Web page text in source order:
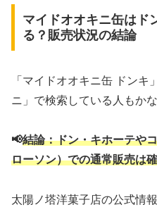
マイドオオキニ缶はド
る？販売状況の結論
「マイドオオキニ缶 ドン
ニ」で検索している人もか
📢結論：ドン・キホーテや
ローソン）での通常販売は
太陽ノ塔洋菓子店の公式情